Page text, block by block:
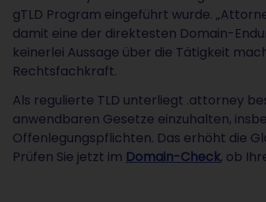
gTLD Program eingeführt wurde.
damit eine der direktesten Domain-
keinerlei Aussage über die Tätigkeit
Rechtsfachkraft.
Als regulierte TLD unterliegt .attorney
anwendbaren Gesetze einzuhalten,
Offenlegungspflichten. Das erhöht die
Prüfen Sie jetzt im Domain-Check, ob